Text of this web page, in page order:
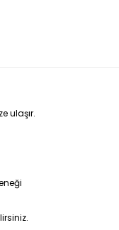
ulaşır.